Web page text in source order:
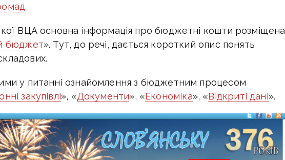
ВЦА основна інформація про бюджетні кошти розміщена
бюджет». Тут, до речі, дається короткий опис понять
у питанні ознайомлення з бюджетним процесом
закупівлі», «Документи», «Економіка», «Відкриті дані».